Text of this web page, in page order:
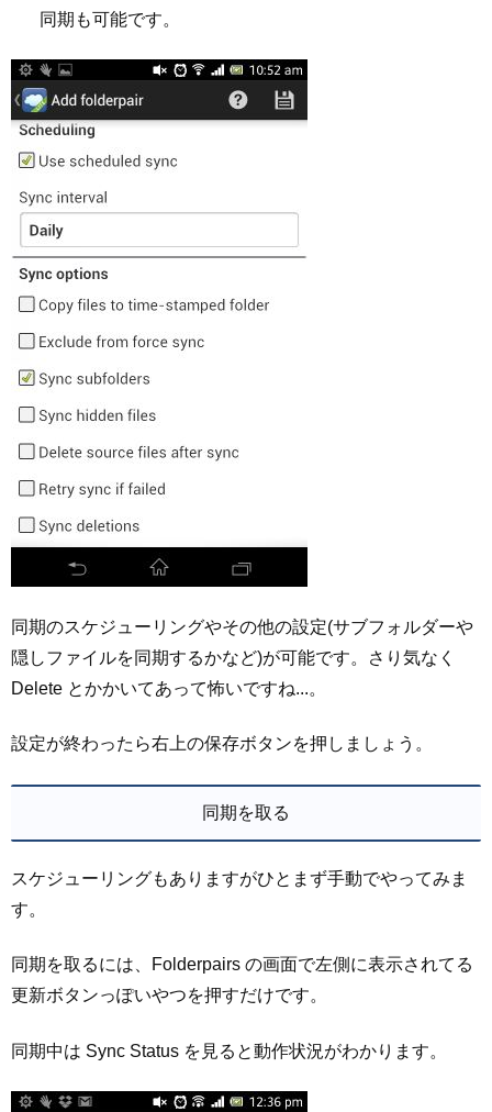
同期も可能です。
同期のスケジューリングやその他の設定(サブフォルダーや
隠しファイルを同期するかなど)が可能です。さり気なく
Delete とかかいてあって怖いですね...。
設定が終わったら右上の保存ボタンを押しましょう。
同期を取る
スケジューリングもありますがひとまず手動でやってみま
す。
同期を取るには、Folderpairs の画面で左側に表示されてる
更新ボタンっぽいやつを押すだけです。
同期中は Sync Status を見ると動作状況がわかります。